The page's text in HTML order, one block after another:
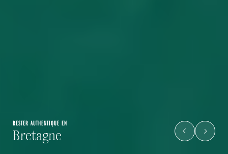
S'ECHAPPER EN
Jordanie
RESTER AUTHENTIQUE EN
Bretagne
S'AVENTURER EN
Corse